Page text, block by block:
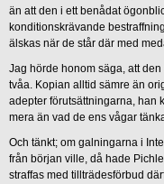
än att den i ett benådat
konditionskrävande
älskas när de står där med
Jag hörde honom säga, att
tvåa. Kopian alltid sämre än
adepter förutsättningarna, han
mera än vad de ens vågar
Och tänkt; om galningarna i
från början ville, då hade
straffas med tillträdesförbud